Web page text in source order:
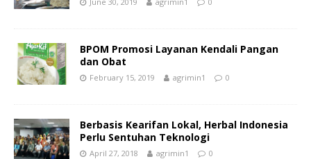
BPOM Promosi Layanan Kendali Pangan
dan Obat
February 15, 2019 agrimin1 0
Berbasis Kearifan Lokal, Herbal Indonesia
Perlu Sentuhan Teknologi
April 27, 2018 agrimin1 0